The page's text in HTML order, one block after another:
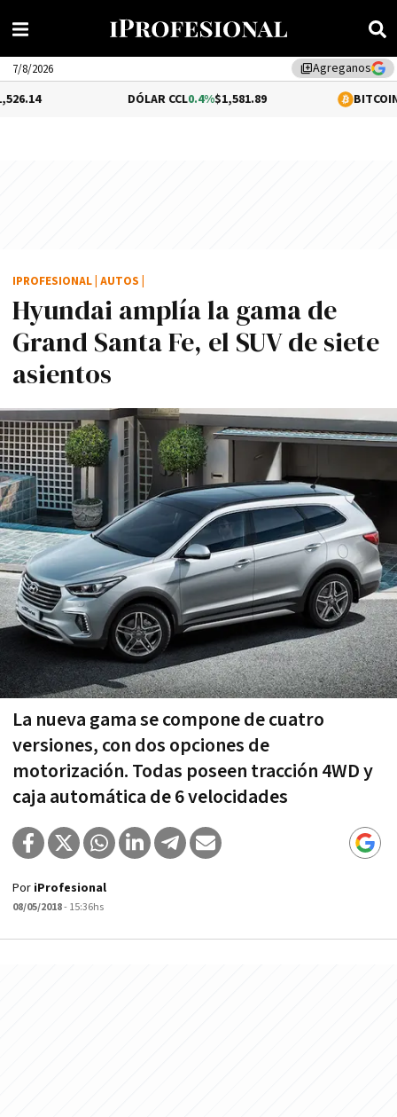
library_addAgreganos
7/8/2026
0.4%$1,581.89 0.66%
Hyundai amplí­a la gama de
Grand Santa Fe, el SUV de siete
asientos
La nueva gama se compone de cuatro
versiones, con dos opciones de
motorización. Todas poseen tracción 4WD y
caja automática de 6 velocidades
IPROFESIONAL AUTOS
Por iProfesional
08/05/2018- 15:36hs